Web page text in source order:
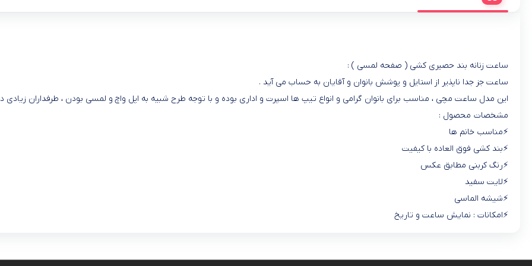
ساعت زنانه بند حصیری کشی ( صفحه لمسی ) :
ساعت جز جدا ناپذیر از استایل و پوشش بانوان و آقایان به حساب می آید .
این مدل ساعت مچی ، مناسب برای بانوان گرامی و انواع تیپ ها اسپرت و اداری بوده و با توجه طرح شبیه به اپل واچ و لمسی بودن ، طرفداران زیادی
مشخصات محصول :
⚡️مناسب خانم ها
⚡️بند کشی فوق العاده با کیفیت
⚡️رنگ کربنی مطابق عکس
⚡️لایت سفید
⚡️شیشه الماسی
⚡️امکانات : نمایش ساعت و تاریخ